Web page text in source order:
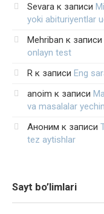
Sevara к записи
yoki abituriyentlar
Mehriban к записи
onlayn test
R к записи Eng
anoim к записи
va masalalar
Аноним к записи
tez aytishlar
Sayt bo’limlari